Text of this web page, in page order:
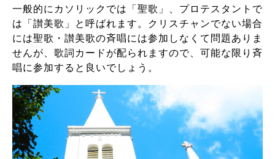
一般的にカソリックでは「聖歌」、プロテスタントで
は「讃美歌」と呼ばれます。クリスチャンでない場合
には聖歌・讃美歌の斉唱には参加しなくて問題ありま
せんが、歌詞カードが配られますので、可能な限り斉
唱に参加すると良いでしょう。